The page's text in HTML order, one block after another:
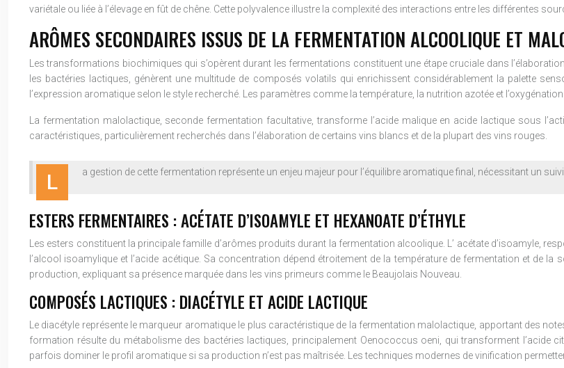
variétale ou liée à l’élevage en fût de chêne. Cette polyvalence illustre la complexité des interactions entre les différentes
ARÔMES SECONDAIRES ISSUS DE LA FERMENTATION ALCOOLIQUE ET
Les transformations biochimiques qui s’opèrent durant les fermentations constituent une étape cruciale dans
les bactéries lactiques, génèrent une multitude de composés volatils qui enrichissent considérablement la palette
l’expression aromatique selon le style recherché. Les paramètres comme la température, la nutrition azotée et
La fermentation malolactique, seconde fermentation facultative, transforme l’acide malique en acide lactique sous
caractéristiques, particulièrement recherchés dans l’élaboration de certains vins blancs et de la plupart des vins rouges.
L a gestion de cette fermentation représente un enjeu majeur pour l’équilibre aromatique final, nécessitant un
ESTERS FERMENTAIRES : ACÉTATE D’ISOAMYLE ET HEXANOATE D’ÉTHYLE
Les esters constituent la principale famille d’arômes produits durant la fermentation alcoolique. L’ acétate d’isoamyle,
l’alcool isoamylique et l’acide acétique. Sa concentration dépend étroitement de la température de fermentation et de
production, expliquant sa présence marquée dans les vins primeurs comme le Beaujolais Nouveau.
COMPOSÉS LACTIQUES : DIACÉTYLE ET ACIDE LACTIQUE
Le diacétyle représente le marqueur aromatique le plus caractéristique de la fermentation malolactique, apportant des
formation résulte du métabolisme des bactéries lactiques, principalement Oenococcus oeni, qui transforment l’acide
parfois dominer le profil aromatique si sa production n’est pas maîtrisée. Les techniques modernes de vinification